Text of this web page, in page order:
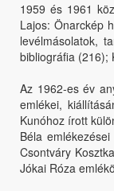
1959 és 1961
Lajos: Önarckép
levélmásolatok,
bibliográfia (216);
Az 1962-es év
emlékei,
Kunóhoz írott
Béla
Csontváry
Jókai Róza